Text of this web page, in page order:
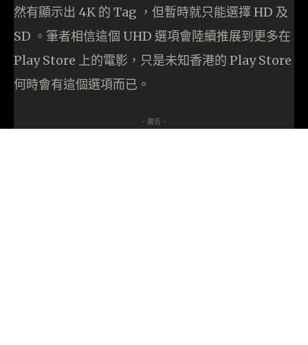
然有顯示出 4K 的 Tag ，但暫時就只能選擇 HD 及
SD 。筆者相信這個 UHD 選項會陸續推展到更多在
Play Store 上的電影，只是未知香港的 Play Store
何時會有這個選項而已。
- 廣告 -